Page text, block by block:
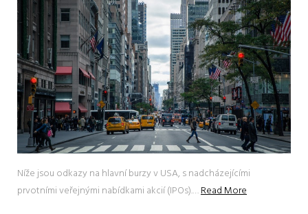
Níže jsou odkazy na hlavní burzy v USA, s nadcházejícími
prvotními veřejnými nabídkami akcií (IPOs).…Read More